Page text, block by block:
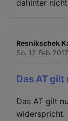
dahinter
Resnikschek
So. 12 Feb
Das AT gilt
Das AT gilt
widerspricht.